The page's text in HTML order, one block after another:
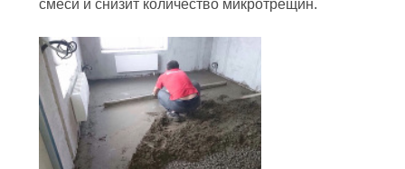
смеси и снизит количество микротрещин.